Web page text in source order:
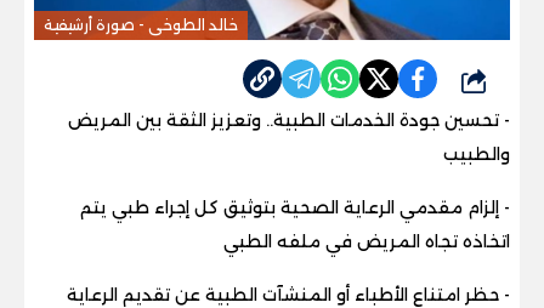
خالد الطوخى - صورة أرشيفية
شارك
- تحسين جودة الخدمات الطبية.. وتعزيز الثقة بين المريض
والطبيب
- إلزام مقدمي الرعاية الصحية بتوثيق كل إجراء طبي يتم
اتخاذه تجاه المريض في ملفه الطبي
- حظر امتناع الأطباء أو المنشآت الطبية عن تقديم الرعاية